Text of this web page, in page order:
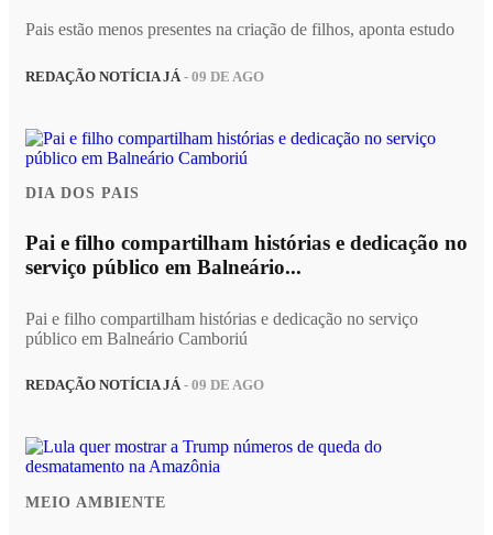
Pais estão menos presentes na criação de filhos, aponta estudo
REDAÇÃO NOTÍCIA JÁ- 09 DE AGO
DIA DOS PAIS
Pai e filho compartilham histórias e dedicação no
serviço público em Balneário...
Pai e filho compartilham histórias e dedicação no serviço
público em Balneário Camboriú
REDAÇÃO NOTÍCIA JÁ- 09 DE AGO
MEIO AMBIENTE